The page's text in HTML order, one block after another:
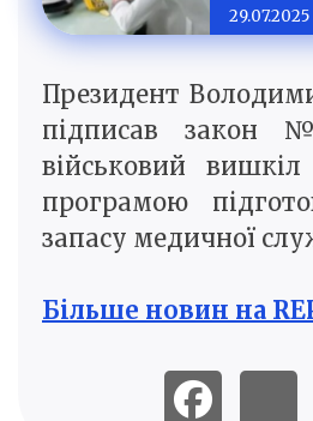
29.07.2025
Президент
підписав закон
військовий
програмою
запасу медичної
Більше новин на